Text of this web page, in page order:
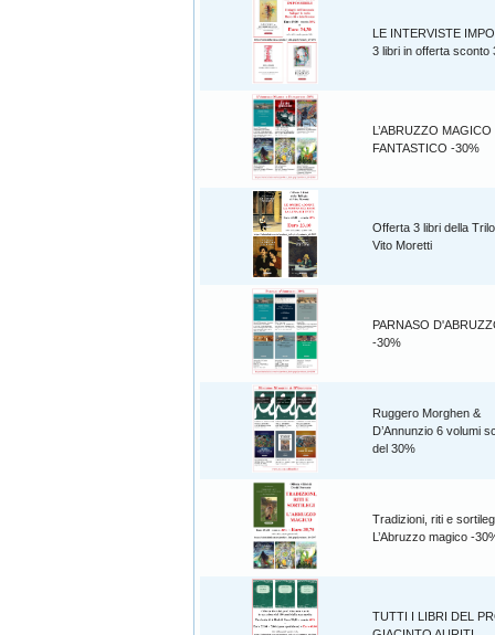
LE INTERVISTE
3 libri in offerta sconto
L’ABRUZZO MAGICO
FANTASTICO -30%
Offerta 3 libri della
Vito Moretti
PARNASO
-30%
Ruggero Morghen &
D’Annunzio 6 volumi
del 30%
Tradizioni, riti e
L’Abruzzo magico -
TUTTI I LIBRI DEL